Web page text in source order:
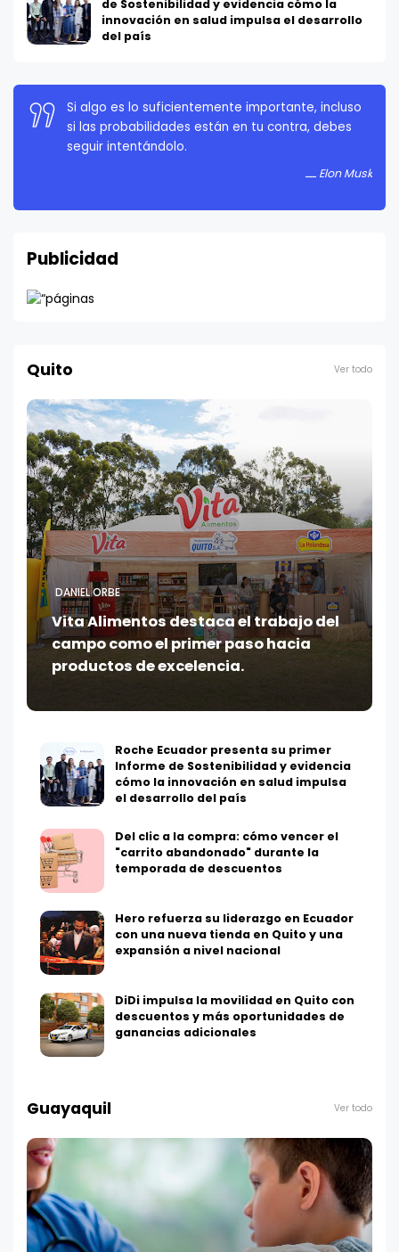
de Sostenibilidad y evidencia cómo la
innovación en salud impulsa el desarrollo
del país
La persistencia es muy importante. No debes
rendirte a menos que estés obligado a rendirte.
Publicidad
Quito Ver todo
DANIEL ORBE
Vita Alimentos destaca el trabajo del
campo como el primer paso hacia
productos de excelencia.
Roche Ecuador presenta su primer
Informe de Sostenibilidad y evidencia
cómo la innovación en salud impulsa
el desarrollo del país
Del clic a la compra: cómo vencer el
"carrito abandonado" durante la
temporada de descuentos
Hero refuerza su liderazgo en Ecuador
con una nueva tienda en Quito y una
expansión a nivel nacional
DiDi impulsa la movilidad en Quito con
descuentos y más oportunidades de
ganancias adicionales
Guayaquil Ver todo